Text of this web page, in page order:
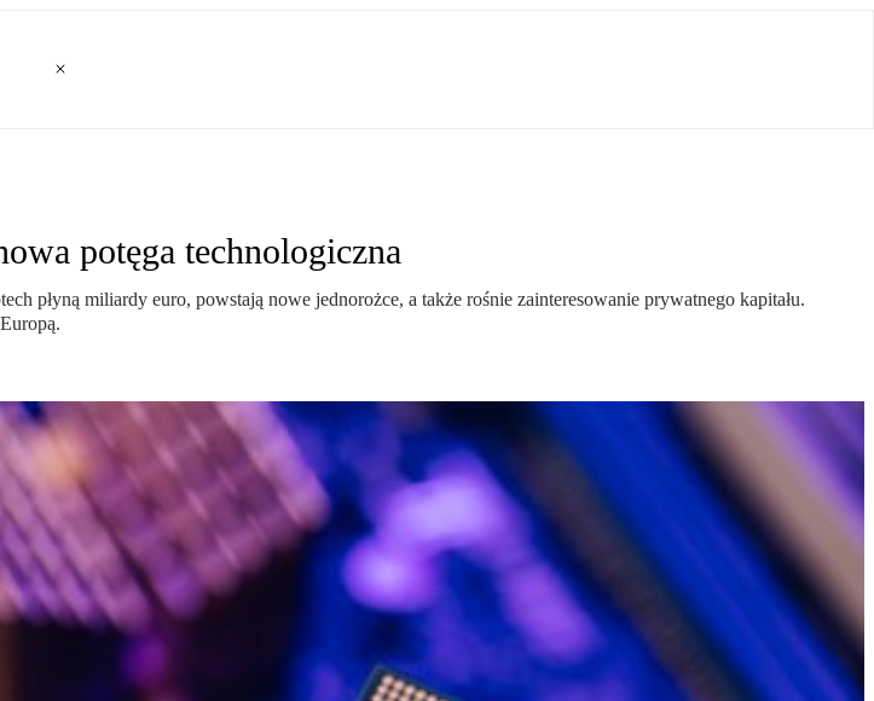
potęga technologiczna
płyną miliardy euro, powstają nowe jednorożce, a także rośnie zainteresowanie prywatnego kapitału.